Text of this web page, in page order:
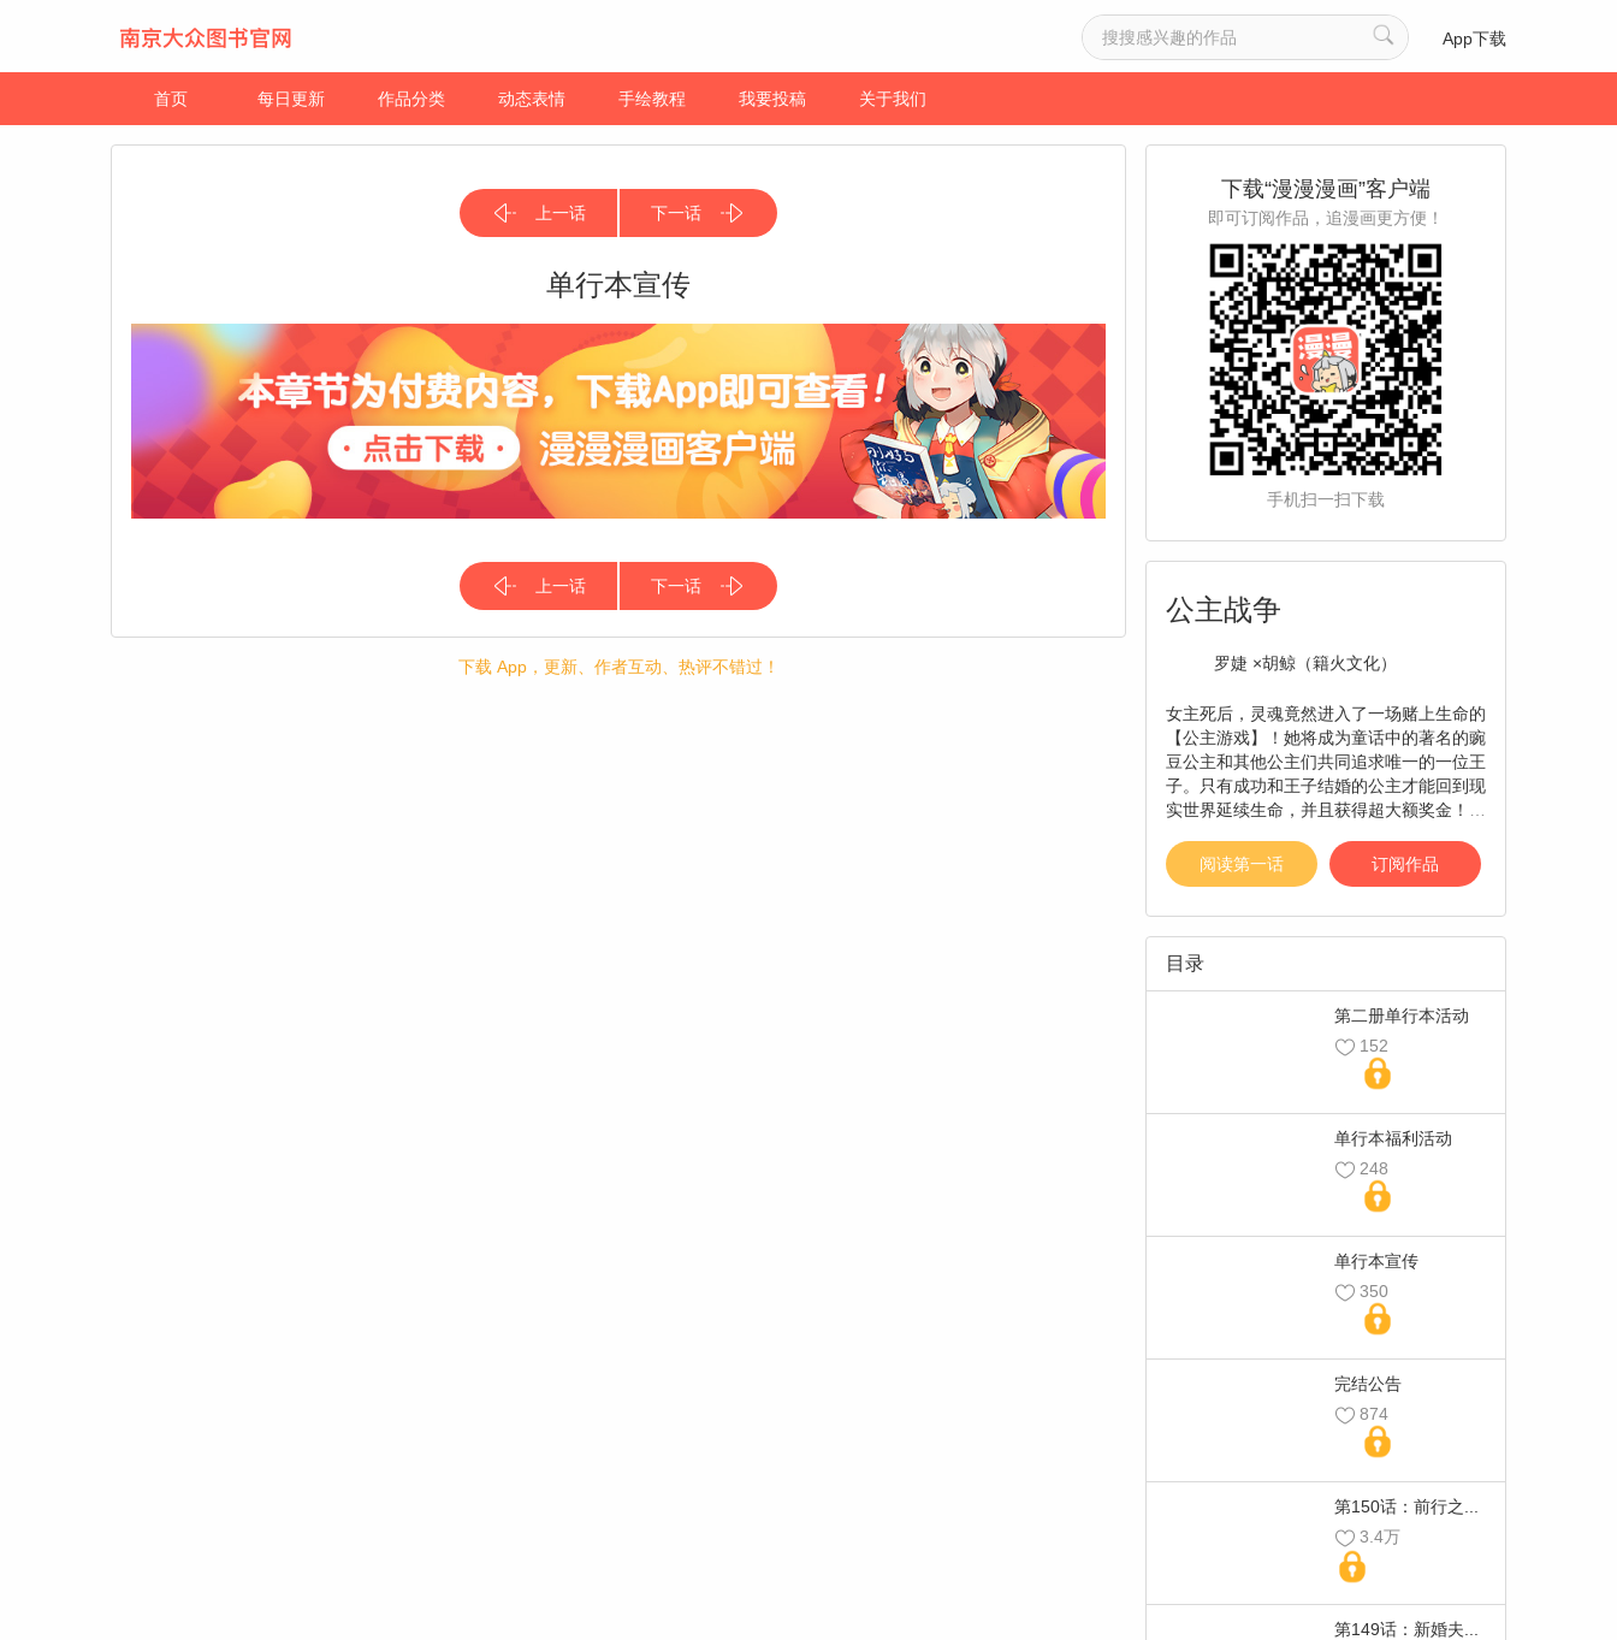
App下载
首页 每日更新 作品分类 动态表情 手绘教程 我要投稿 关于我们
上一话 下一话
单行本宣传
上一话 下一话
下载 App，更新、作者互动、热评不错过！
下载“漫漫漫画”客户端
即可订阅作品，追漫画更方便！
手机扫一扫下载
公主战争
罗婕 ×胡鲸（籍火文化）
女主死后，灵魂竟然进入了一场赌上生命的
【公主游戏】！她将成为童话中的著名的豌
豆公主和其他公主们共同追求唯一的一位王
子。只有成功和王子结婚的公主才能回到现
实世界延续生命，并且获得超大额奖金！她
呢？！【责编：慕容戳】
阅读第一话 订阅作品
目录
第二册单行本活动
152
单行本福利活动
248
单行本宣传
350
完结公告
874
第150话：前行之...
3.4万
第149话：新婚夫...